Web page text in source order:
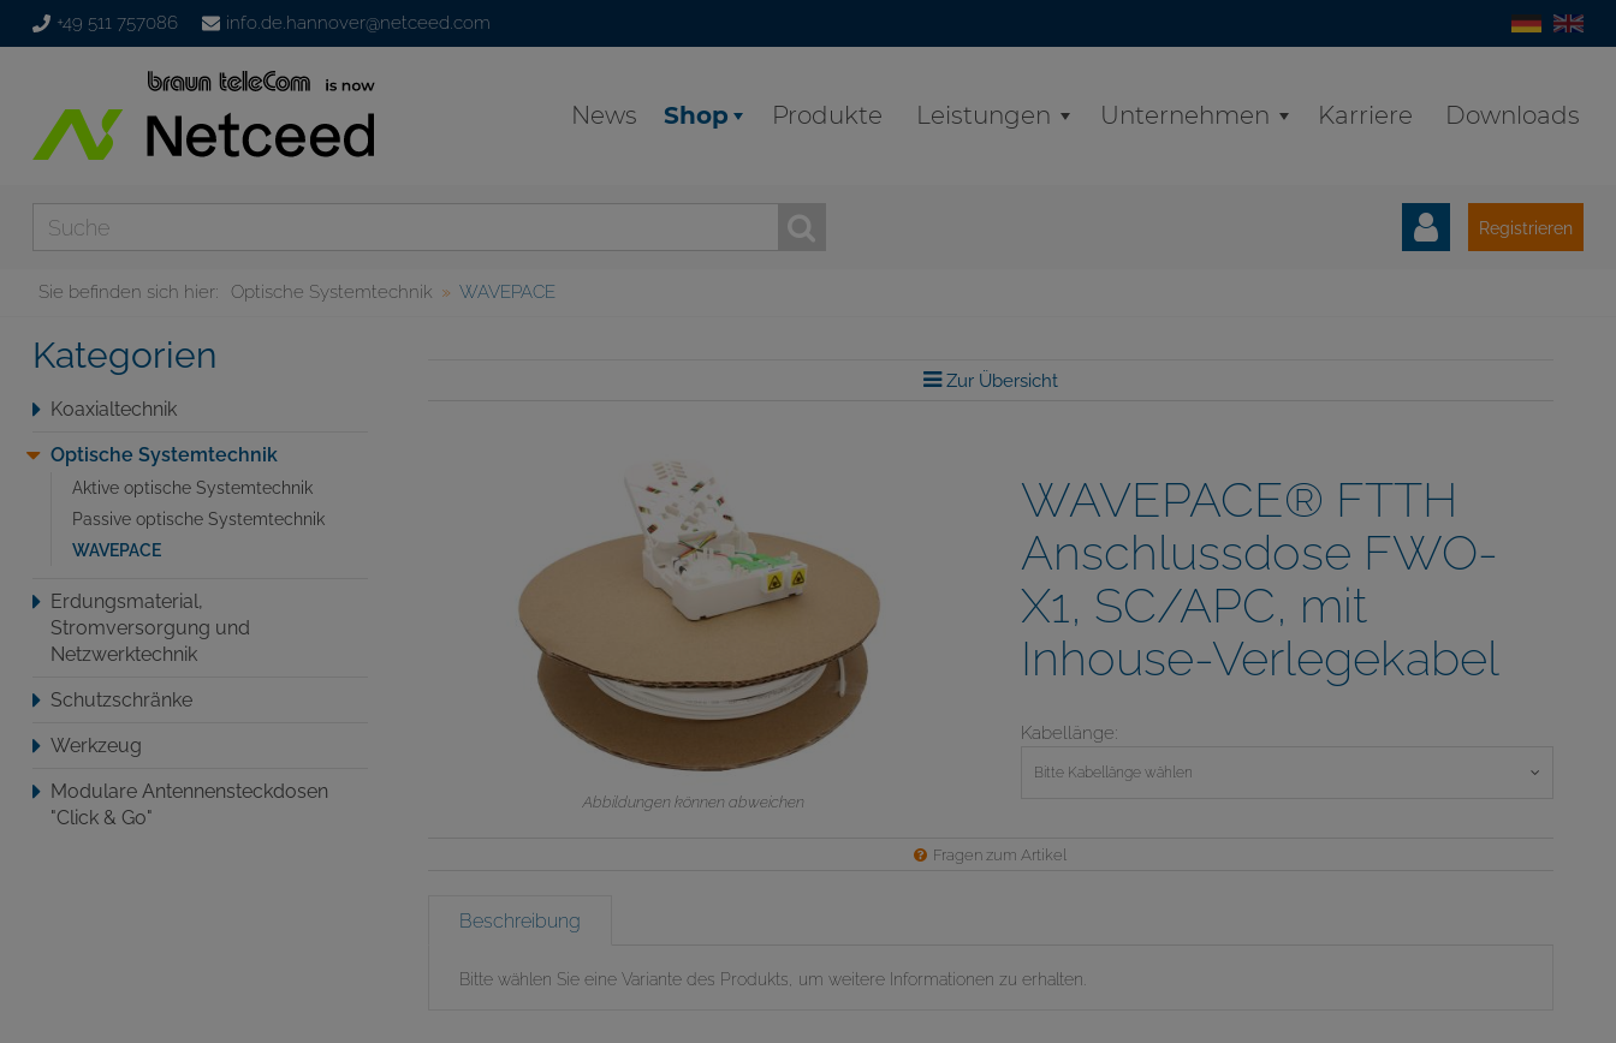
+49 511 757086 info.de.hannover@netceed.com
News Shop Produkte Leistungen Unternehmen Karriere Downloads
Registrieren
Sie befinden sich hier: Optische Systemtechnik WAVEPACE
Kategorien
Koaxialtechnik
Optische Systemtechnik
Aktive optische Systemtechnik
Passive optische Systemtechnik
WAVEPACE
Erdungsmaterial,
Stromversorgung und
Netzwerktechnik
Schutzschränke
Werkzeug
Modulare Antennensteckdosen
"Click & Go"
Zur Übersicht
Abbildungen können abweichen
WAVEPACE® FTTH
Anschlussdose FWO-
X1, SC/APC, mit
Inhouse-Verlegekabel
Kabellänge:
Bitte Kabellänge wählen
Fragen zum Artikel
Beschreibung
Bitte wählen Sie eine Variante des Produkts, um weitere Informationen zu erhalten.